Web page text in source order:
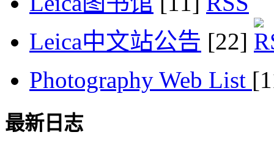
Leica中文站公告 [22]
Photography Web List
最新日志